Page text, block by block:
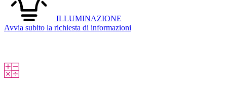
ILLUMINAZIONE
Avvia subito la richiesta di informazioni